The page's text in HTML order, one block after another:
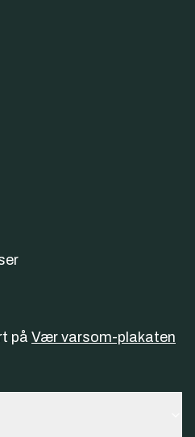
på Vær varsom-plakaten